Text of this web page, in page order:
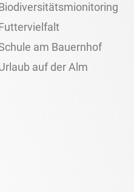
am Bauernhof
auf der Alm